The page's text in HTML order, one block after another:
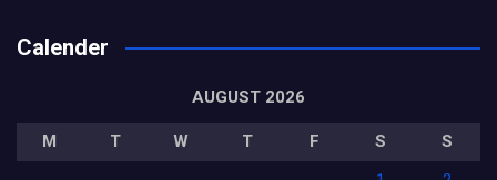
Calender
AUGUST 2026
M T W T F S
S